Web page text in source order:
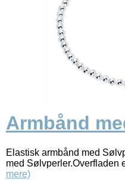
Armbånd
Elastisk armbånd med
med Sølvperler.Overfladen
mere)